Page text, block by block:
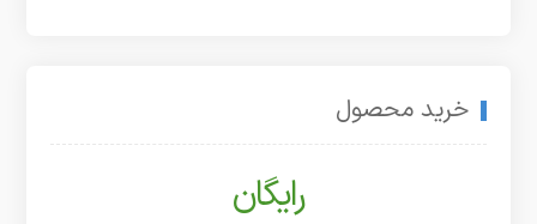
خرید محصول
رایگان